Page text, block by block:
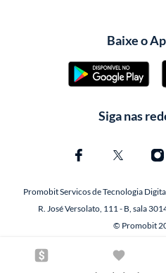
Baixe o
Siga nas
Promobit Servicos de Tecnologia
R. José Versolato, 111 - B, sala
© Promobit